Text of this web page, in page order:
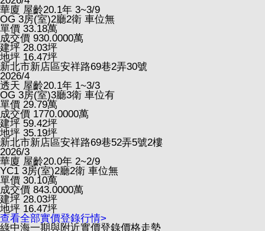
華廈 屋齡20.1年 3~3/9
OG 3房(室)2廳2衛 車位無
單價 33.18萬
成交價 930.0000萬
建坪 28.03坪
地坪 16.47坪
新北市新店區安祥路69巷2弄30號
2026/4
透天 屋齡20.1年 1~3/3
OG 3房(室)3廳3衛 車位有
單價 29.79萬
成交價 1770.0000萬
建坪 59.42坪
地坪 35.19坪
新北市新店區安祥路69巷52弄5號2樓
2026/3
華廈 屋齡20.0年 2~2/9
YC1 3房(室)2廳2衛 車位無
單價 30.10萬
成交價 843.0000萬
建坪 28.03坪
地坪 16.47坪
查看全部實價登錄行情>
綠中海一期與附近實價登錄價格走勢